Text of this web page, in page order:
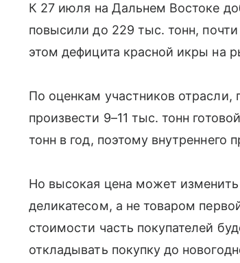
К 27 июля на Дальнем Востоке
повысили до 229 тыс. тонн,
этом дефицита красной икры на
По оценкам участников
произвести 9–11 тыс. тонн
тонн в год, поэтому внутреннего
Но высокая цена может изменить
деликатесом, а не товаром
стоимости часть покупателей
откладывать покупку до